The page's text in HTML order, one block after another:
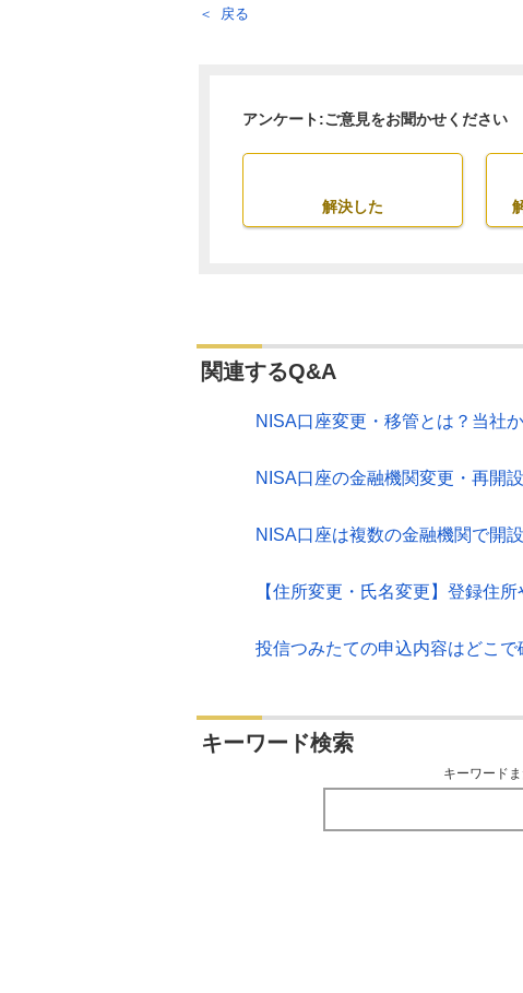
戻る
アンケート:ご意見をお聞かせください
解決した
関連するQ&A
NISA口座変更・移管とは？当社
NISA口座の金融機関変更・再開
NISA口座は複数の金融機関で開
【住所変更・氏名変更】登録住
投信つみたての申込内容はどこで
キーワード検索
キーワード